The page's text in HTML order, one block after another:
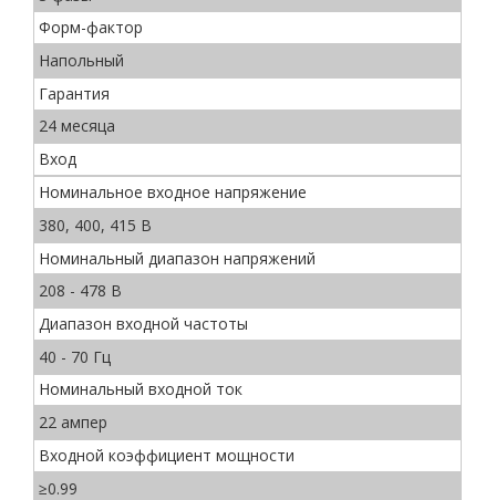
Форм-фактор
Напольный
Гарантия
24 месяца
Вход
Номинальное входное напряжение
380, 400, 415 В
Номинальный диапазон напряжений
208 - 478 В
Диапазон входной частоты
40 - 70 Гц
Номинальный входной ток
22 ампер
Входной коэффициент мощности
≥0.99